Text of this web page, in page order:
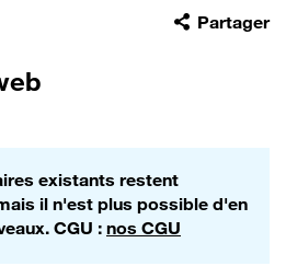
Partager
existants restent
il n'est plus possible d'en
CGU : nos CGU